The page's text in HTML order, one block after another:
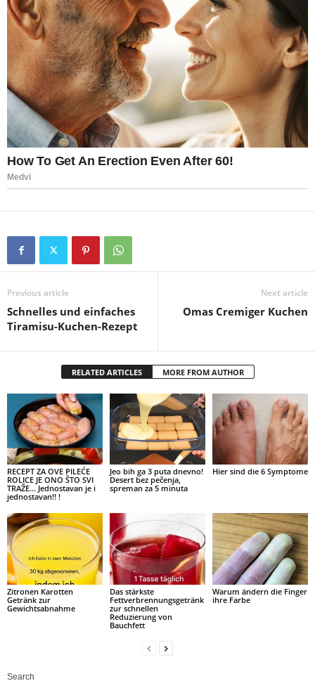
Previous article
Schnelles und einfaches
Tiramisu-Kuchen-Rezept
Next article
Omas Cremiger Kuchen
RELATED ARTICLES MORE FROM AUTHOR
RECEPT ZA OVE PILEĆE
ROLICE JE ONO ŠTO SVI
TRAŽE… Jednostavan je i
jednostavan!! !
Jeo bih ga 3 puta dnevno!
Desert bez pečenja,
spreman za 5 minuta
Hier sind die 6 Symptome
Zitronen Karotten
Getränk zur
Gewichtsabnahme
Das stärkste
Fettverbrennungsgetränk
zur schnellen
Reduzierung von
Bauchfett
Warum ändern die Finger
ihre Farbe
Search